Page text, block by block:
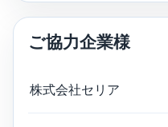
ご協力企業様
株式会社セリア